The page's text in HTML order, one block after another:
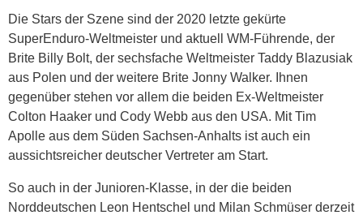
Die Stars der Szene sind der 2020 letzte gekürte
SuperEnduro-Weltmeister und aktuell WM-Führende, der
Brite Billy Bolt, der sechsfache Weltmeister Taddy Blazusiak
aus Polen und der weitere Brite Jonny Walker. Ihnen
gegenüber stehen vor allem die beiden Ex-Weltmeister
Colton Haaker und Cody Webb aus den USA. Mit Tim
Apolle aus dem Süden Sachsen-Anhalts ist auch ein
aussichtsreicher deutscher Vertreter am Start.
So auch in der Junioren-Klasse, in der die beiden
Norddeutschen Leon Hentschel und Milan Schmüser derzeit